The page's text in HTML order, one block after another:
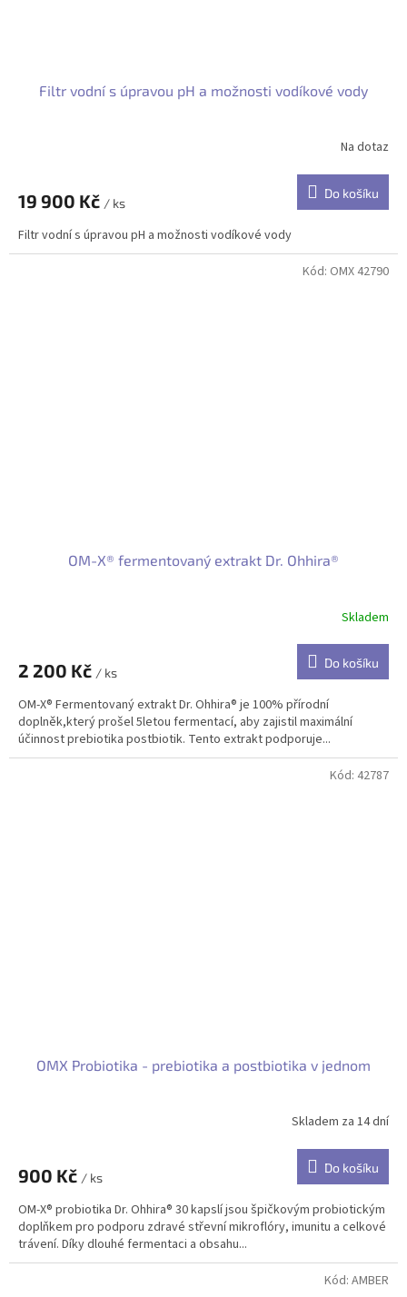
Filtr vodní s úpravou pH a možnosti vodíkové vody
Na dotaz
19 900 Kč / ks
Do košíku
Filtr vodní s úpravou pH a možnosti vodíkové vody
OM-X® fermentovaný extrakt Dr. Ohhira®
Skladem
2 200 Kč / ks
Do košíku
OM-X® Fermentovaný extrakt Dr. Ohhira® je 100% přírodní
doplněk,který prošel 5letou fermentací, aby zajistil maximální
účinnost prebiotika postbiotik. Tento extrakt podporuje...
Kód: OMX 42790
OMX Probiotika - prebiotika a postbiotika v jednom
Skladem za 14 dní
900 Kč / ks
Do košíku
OM-X® probiotika Dr. Ohhira® 30 kapslí jsou špičkovým probiotickým
doplňkem pro podporu zdravé střevní mikroflóry, imunitu a celkové
trávení. Díky dlouhé fermentaci a obsahu...
Kód: 42787
Kód: AMBER